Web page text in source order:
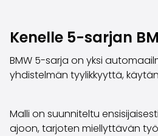
Kenelle 5-sarjan
BMW 5-sarja on yksi
yhdistelmän tyylikkyyttä,
Malli on suunniteltu
ajoon, tarjoten miellyttävän